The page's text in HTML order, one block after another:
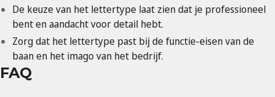
De keuze van het lettertype laat zien dat je professioneel
bent en aandacht voor detail hebt.
Zorg dat het lettertype past bij de functie-eisen van de
baan en het imago van het bedrijf.
FAQ